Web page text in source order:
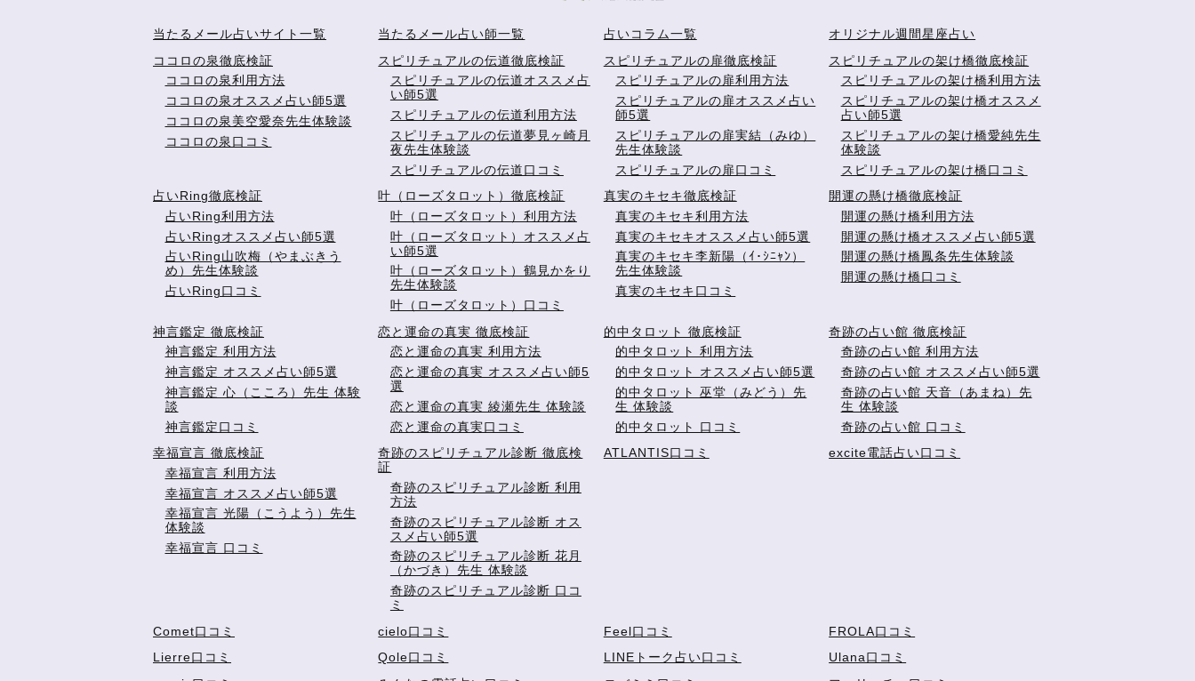
当たるメール占いサイト一覧 当たるメール占い師一覧 占いコラム一覧
オリジナル週間星座占い
ココロの泉徹底検証
ココロの泉利用方法
ココロの泉オススメ占い師5選
ココロの泉美空愛奈先生体験談
ココロの泉口コミ
スピリチュアルの伝道徹底検証
スピリチュアルの伝道オススメ占
い師5選
スピリチュアルの伝道利用方法
スピリチュアルの伝道夢見ヶ崎月
夜先生体験談
スピリチュアルの伝道口コミ
スピリチュアルの扉徹底検証
スピリチュアルの扉利用方法
スピリチュアルの扉オススメ占い
師5選
スピリチュアルの扉実結（みゆ）
先生体験談
スピリチュアルの扉口コミ
スピリチュアルの架け橋徹底検証
スピリチュアルの架け橋利用方法
スピリチュアルの架け橋オススメ
占い師5選
スピリチュアルの架け橋愛純先生
体験談
スピリチュアルの架け橋口コミ
占いRing徹底検証
占いRing利用方法
占いRingオススメ占い師5選
占いRing山吹梅（やまぶきう
め）先生体験談
占いRing口コミ
叶（ローズタロット）徹底検証
叶（ローズタロット）利用方法
叶（ローズタロット）オススメ占
い師5選
叶（ローズタロット）鶴見かをり
先生体験談
叶（ローズタロット）口コミ
真実のキセキ徹底検証
真実のキセキ利用方法
真実のキセキオススメ占い師5選
真実のキセキ李新陽（ｲ･ｼﾆｬﾝ）
先生体験談
真実のキセキ口コミ
開運の懸け橋徹底検証
開運の懸け橋利用方法
開運の懸け橋オススメ占い師5選
開運の懸け橋鳳条先生体験談
開運の懸け橋口コミ
神言鑑定 徹底検証
神言鑑定 利用方法
神言鑑定 オススメ占い師5選
神言鑑定 心（こころ）先生 体験
談
神言鑑定口コミ
恋と運命の真実 徹底検証
恋と運命の真実 利用方法
恋と運命の真実 オススメ占い師5
選
恋と運命の真実 綾瀬先生 体験談
恋と運命の真実口コミ
的中タロット 徹底検証
的中タロット 利用方法
的中タロット オススメ占い師5選
的中タロット 巫堂（みどう）先
生 体験談
的中タロット 口コミ
奇跡の占い館 徹底検証
奇跡の占い館 利用方法
奇跡の占い館 オススメ占い師5選
奇跡の占い館 天音（あまね）先
生 体験談
奇跡の占い館 口コミ
幸福宣言 徹底検証
幸福宣言 利用方法
幸福宣言 オススメ占い師5選
幸福宣言 光陽（こうよう）先生
体験談
幸福宣言 口コミ
奇跡のスピリチュアル診断 徹底検
証
奇跡のスピリチュアル診断 利用
方法
奇跡のスピリチュアル診断 オス
スメ占い師5選
奇跡のスピリチュアル診断 花月
（かづき）先生 体験談
奇跡のスピリチュアル診断 口コ
ミ
ATLANTIS口コミ excite電話占い口コミ
Comet口コミ cielo口コミ Feel口コミ
FROLA口コミ
Lierre口コミ
Qole口コミ LINEトーク占い口コミ
Ulana口コミ